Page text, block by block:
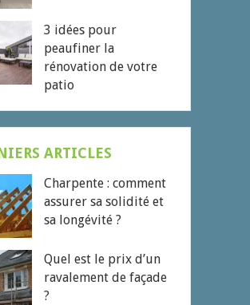
3 idées pour
peaufiner la
rénovation de votre
patio
ARTICLES
Charpente : comment
assurer sa solidité et
sa longévité ?
Quel est le prix d’un
ravalement de façade
?